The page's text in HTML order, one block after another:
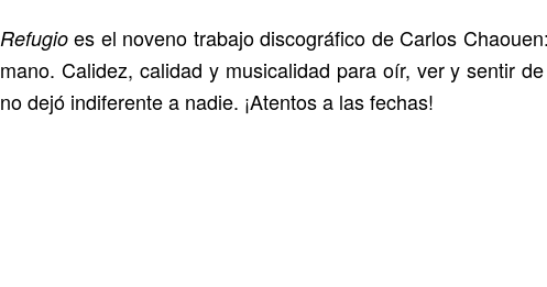
Refugio es el noveno trabajo discográfico de Carlos
mano. Calidez, calidad y musicalidad para oír, ver y sentir
no dejó indiferente a nadie. ¡Atentos a las fechas!